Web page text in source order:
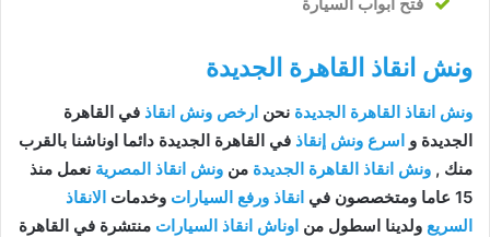
ونش انقاذ القاهرة الجديدة
ونش انقاذ القاهرة الجديدة نحن ارخص ونش انقاذ في القاهرة
الجديدة و اسرع ونش إنقاذ في القاهرة الجديدة دائما اوناشنا بالقرب
منك , ونش انقاذ القاهرة الجديدة من ونش انقاذ المصرية نعمل منذ
15 عاما ومتخصصون في
انقاذ ورفع السيارات وخدمات الانقاذ
السريع ولدينا اسطول من اوناش انقاذ السيارات منتشرة في القاهرة